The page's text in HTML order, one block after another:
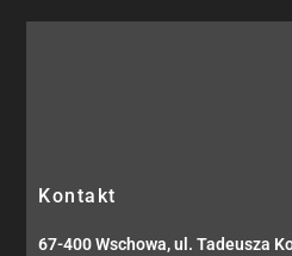
Kontakt
67-400 Wschowa, ul. Tadeusza